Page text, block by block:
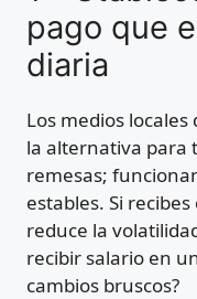
pago que
diaria
Los medios locales
la alternativa para
remesas;
estables. Si
reduce la
recibir salario en
cambios bruscos?